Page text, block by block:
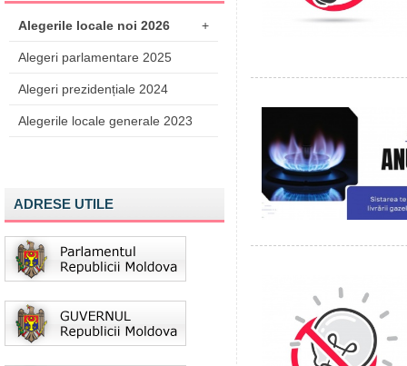
Alegerile locale noi 2026 +
Alegeri parlamentare 2025
Alegeri prezidențiale 2024
Alegerile locale generale 2023
ADRESE UTILE